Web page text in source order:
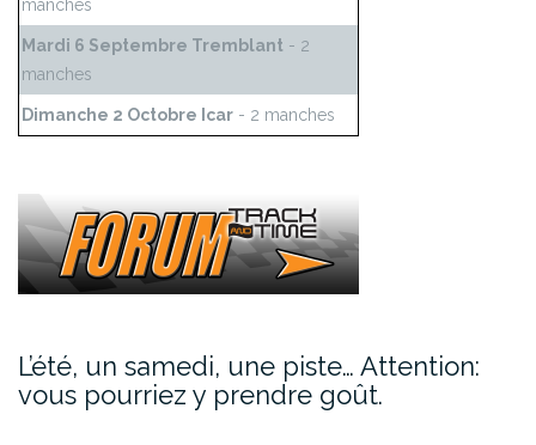
manches
Mardi 6 Septembre Tremblant - 2
manches
Dimanche 2 Octobre Icar - 2 manches
L’été, un samedi, une piste… Attention:
vous pourriez y prendre goût.